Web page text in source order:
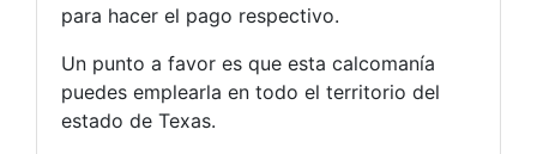
para hacer el pago respectivo.
Un punto a favor es que esta calcomanía
puedes emplearla en todo el territorio del
estado de Texas.